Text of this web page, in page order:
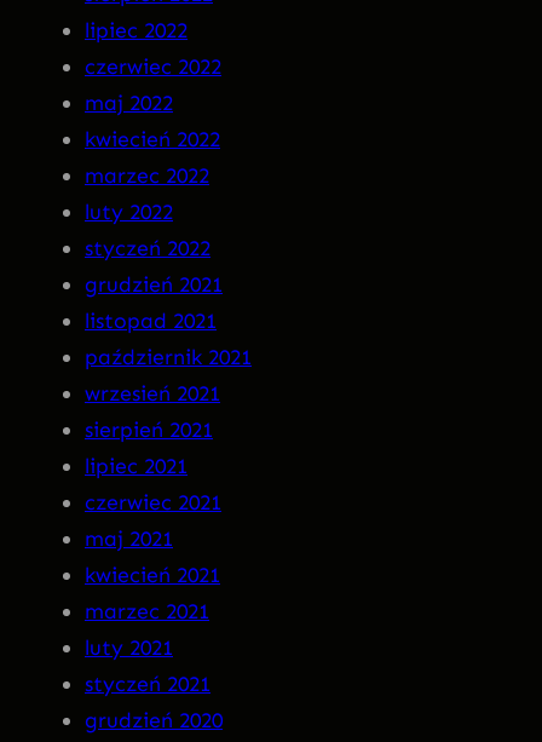
lipiec 2022
czerwiec 2022
maj 2022
kwiecień 2022
marzec 2022
luty 2022
styczeń 2022
grudzień 2021
listopad 2021
październik 2021
wrzesień 2021
sierpień 2021
lipiec 2021
czerwiec 2021
maj 2021
kwiecień 2021
marzec 2021
luty 2021
styczeń 2021
grudzień 2020